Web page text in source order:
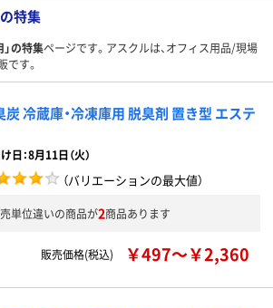
特集
の特集ページです。アスクルは、オフィス用品/現場
です。
炭 冷蔵庫・冷凍庫用 脱臭剤 置き型 エステ
日：8月11日（火）
（バリエーションの最大値）
単位違いの商品が2商品あります
販売価格(税込) ￥497～￥2,360